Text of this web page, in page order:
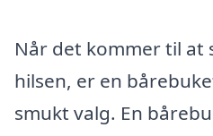
Når det kommer til at
hilsen, er en
smukt valg. En